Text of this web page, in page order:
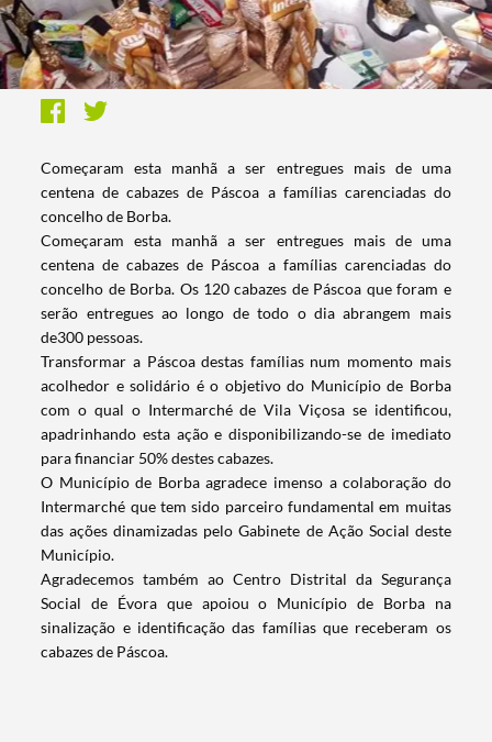
Começaram esta manhã a ser entregues mais de uma
centena de cabazes de Páscoa a famílias carenciadas do
concelho de Borba.
Começaram esta manhã a ser entregues mais de uma
centena de cabazes de Páscoa a famílias carenciadas do
concelho de Borba. Os 120 cabazes de Páscoa que foram e
serão entregues ao longo de todo o dia abrangem mais
de300 pessoas.
Transformar a Páscoa destas famílias num momento mais
acolhedor e solidário é o objetivo do Município de Borba
com o qual o Intermarché de Vila Viçosa se identificou,
apadrinhando esta ação e disponibilizando-se de imediato
para financiar 50% destes cabazes.
O Município de Borba agradece imenso a colaboração do
Intermarché que tem sido parceiro fundamental em muitas
das ações dinamizadas pelo Gabinete de Ação Social deste
Município.
Agradecemos também ao Centro Distrital da Segurança
Social de Évora que apoiou o Município de Borba na
sinalização e identificação das famílias que receberam os
cabazes de Páscoa.